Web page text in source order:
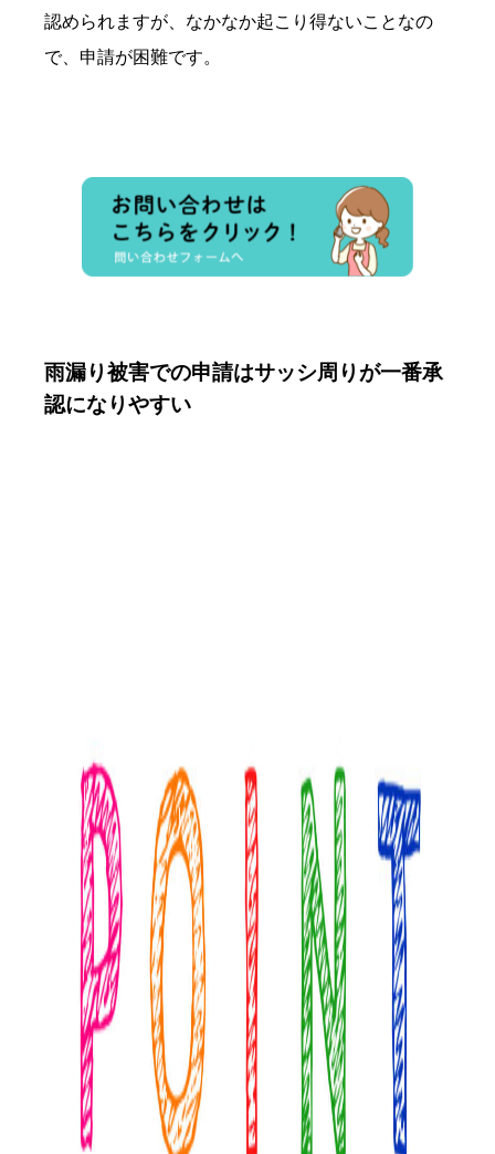
認められますが、なかなか起こり得ないことなの
で、申請が困難です。
雨漏り被害での申請はサッシ周りが一番承
認になりやすい